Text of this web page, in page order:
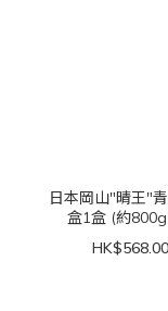
日本岡山"晴王"
盒1盒 (約
HK$568.00